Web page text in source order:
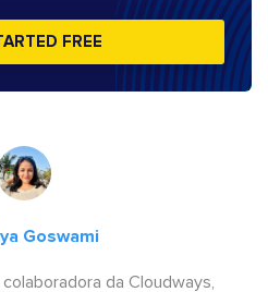
FREE
Goswami
da Cloudways,